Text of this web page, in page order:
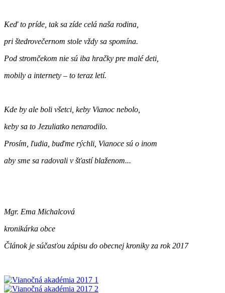
Keď to príde, tak sa zíde celá naša rodina,
pri štedrovečernom stole vždy sa spomína.
Pod stromčekom nie sú iba hračky pre malé deti,
mobily a internety – to teraz letí.
Kde by ale boli všetci, keby Vianoc nebolo,
keby sa to Jezuliatko nenarodilo.
Prosím, ľudia, buďme rýchli, Vianoce sú o inom
aby sme sa radovali v šťastí blaženom...
Mgr. Ema Michalcová
kronikárka obce
Článok je súčasťou zápisu do obecnej kroniky za rok 2017